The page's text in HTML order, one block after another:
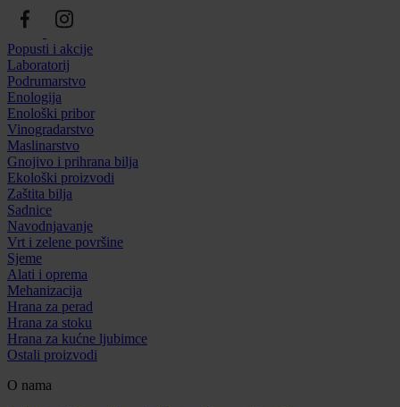
Popusti i akcije
Laboratorij
Podrumarstvo
Enologija
Enološki pribor
Vinogradarstvo
Maslinarstvo
Gnojivo i prihrana bilja
Ekološki proizvodi
Zaštita bilja
Sadnice
Navodnjavanje
Vrt i zelene površine
Sjeme
Alati i oprema
Mehanizacija
Hrana za perad
Hrana za stoku
Hrana za kućne ljubimce
Ostali proizvodi
O nama